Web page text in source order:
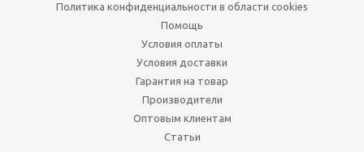
Политика конфиденциальности в области cookies
Помощь
Условия оплаты
Условия доставки
Гарантия на товар
Производители
Оптовым клиентам
Статьи